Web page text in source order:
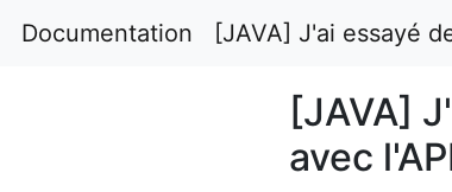
Documentation [JAVA] J'ai essayé
[JAVA]
avec